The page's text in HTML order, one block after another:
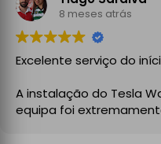
Recomendo vivamente!
8 meses atrás
Excelente serviço do
A instalação do Tesla
equipa foi